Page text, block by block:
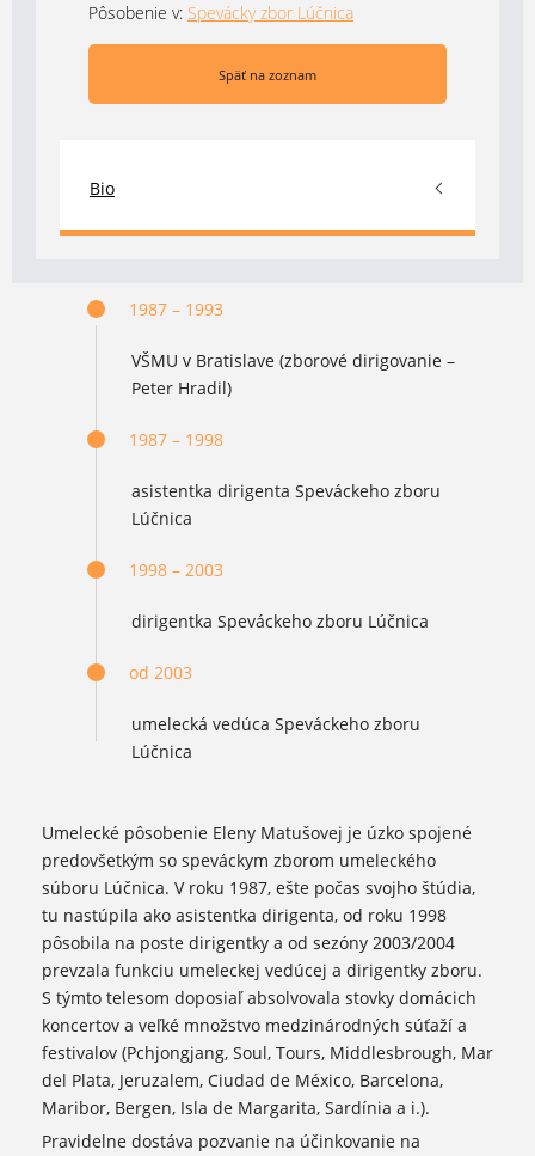
Pôsobenie v: Spevácky zbor Lúčnica
Späť na zoznam
Bio
1987 – 1993
VŠMU v Bratislave (zborové dirigovanie –
Peter Hradil)
1987 – 1998
asistentka dirigenta Speváckeho zboru
Lúčnica
1998 – 2003
dirigentka Speváckeho zboru Lúčnica
od 2003
umelecká vedúca Speváckeho zboru
Lúčnica
Umelecké pôsobenie Eleny Matušovej je úzko spojené
predovšetkým so speváckym zborom umeleckého
súboru Lúčnica. V roku 1987, ešte počas svojho štúdia,
tu nastúpila ako asistentka dirigenta, od roku 1998
pôsobila na poste dirigentky a od sezóny 2003/2004
prevzala funkciu umeleckej vedúcej a dirigentky zboru.
S týmto telesom doposiaľ absolvovala stovky domácich
koncertov a veľké množstvo medzinárodných súťaží a
festivalov (Pchjongjang, Soul, Tours, Middlesbrough, Mar
del Plata, Jeruzalem, Ciudad de México, Barcelona,
Maribor, Bergen, Isla de Margarita, Sardínia a i.).
Pravidelne dostáva pozvanie na účinkovanie na